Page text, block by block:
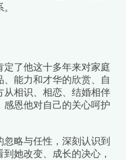
了他这十多年来对家庭
能力和才华的欣赏、自
从相识、相恋、结婚相伴
恩他对自己的关心呵护
略与任性，深刻认识到
她改变、成长的决心，